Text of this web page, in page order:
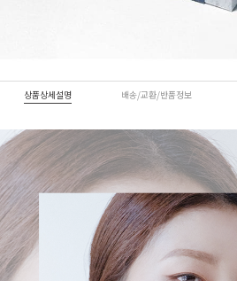
상품상세설명 배송/교환/반품정보